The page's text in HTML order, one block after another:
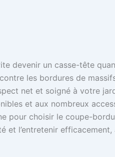
devenir un casse-tête
les bordures de
net et soigné à votre
et aux nombreux
pour choisir le coupe-
et l’entretenir